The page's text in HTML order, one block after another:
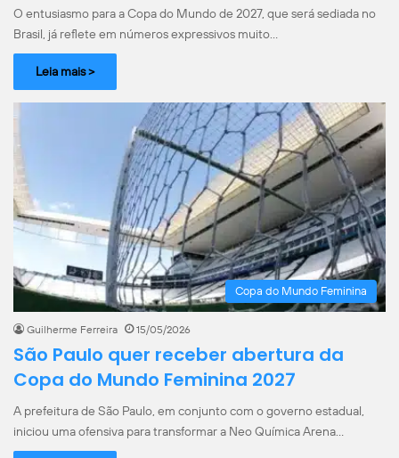
O entusiasmo para a Copa do Mundo de 2027, que será sediada no
Brasil, já reflete em números expressivos muito…
Leia mais >
Copa do Mundo Feminina
Guilherme Ferreira 15/05/2026
São Paulo quer receber abertura da
Copa do Mundo Feminina 2027
A prefeitura de São Paulo, em conjunto com o governo estadual,
iniciou uma ofensiva para transformar a Neo Química Arena…